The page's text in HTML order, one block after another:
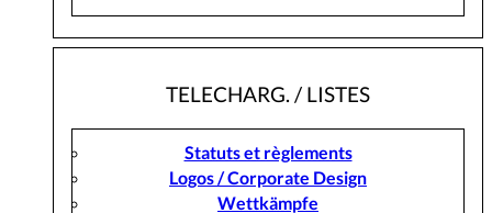
TELECHARG. / LISTES
Statuts et règlements
Logos / Corporate Design
Wettkämpfe